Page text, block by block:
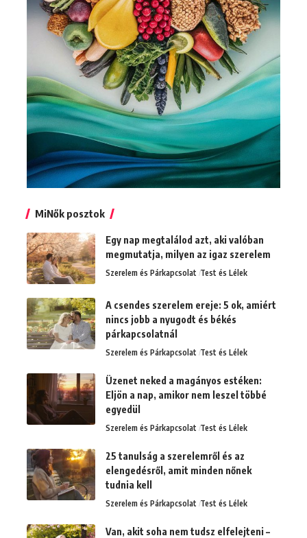
MiNők posztok
Egy nap megtalálod azt, aki valóban
megmutatja, milyen az igaz szerelem
Szerelem és Párkapcsolat Test és Lélek
A csendes szerelem ereje: 5 ok, amiért
nincs jobb a nyugodt és békés
párkapcsolatnál
Szerelem és Párkapcsolat Test és Lélek
Üzenet neked a magányos estéken:
Eljön a nap, amikor nem leszel többé
egyedül
Szerelem és Párkapcsolat Test és Lélek
25 tanulság a szerelemről és az
elengedésről, amit minden nőnek
tudnia kell
Szerelem és Párkapcsolat Test és Lélek
Van, akit soha nem tudsz elfelejteni –